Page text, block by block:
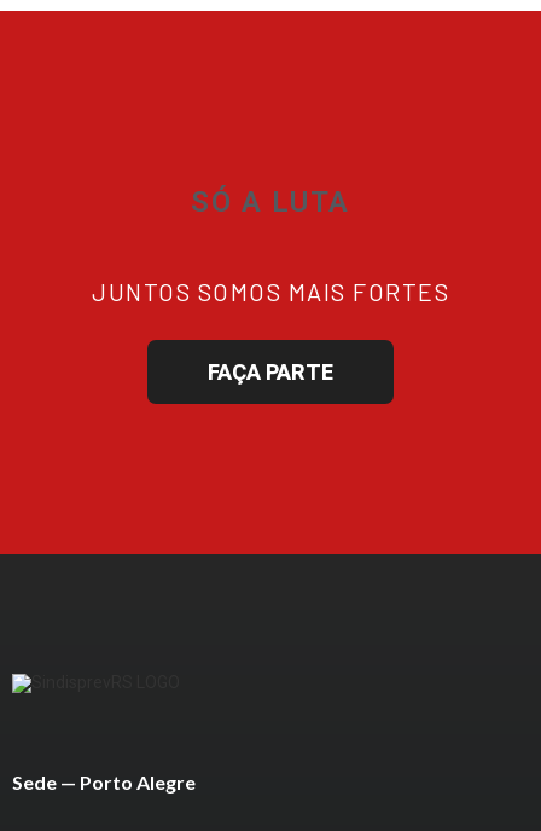
SÓ A LUTA
JUNTOS SOMOS MAIS FORTES
FAÇA PARTE
Sede — Porto Alegre